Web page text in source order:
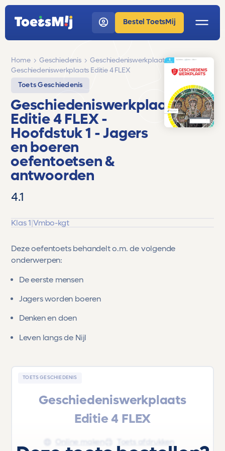
Bestel ToetsMij
Home Geschiedenis
Geschiedeniswerkplaats
Geschiedeniswerkplaats Editie 4 FLEX
Toets Geschiedenis
Geschiedeniswerkplaats
Editie 4 FLEX-
Hoofdstuk 1 - Jagers
en boeren
oefentoetsen &
antwoorden
4.1
Klas 1|Vmbo-kgt
Deze oefentoets behandelt o.m. de volgende
onderwerpen:
De eerste mensen
Jagers worden boeren
Denken en doen
Leven langs de Nijl
TOETS GESCHIEDENIS
Geschiedeniswerkplaats
Editie 4 FLEX
Online maken Toets afdrukken